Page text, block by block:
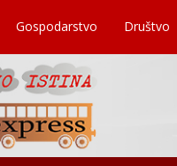
Gospodarstvo Društvo